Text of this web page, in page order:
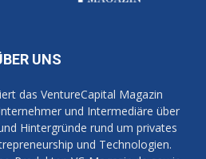
UNS
das VentureCapital Magazin
und Intermediäre über
Hintergründe rund um privates
und Technologien.